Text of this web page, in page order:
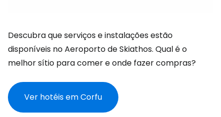
Descubra que serviços e instalações estão
disponíveis no Aeroporto de Skiathos. Qual é o
melhor sítio para comer e onde fazer compras?
Ver hotéis em Corfu